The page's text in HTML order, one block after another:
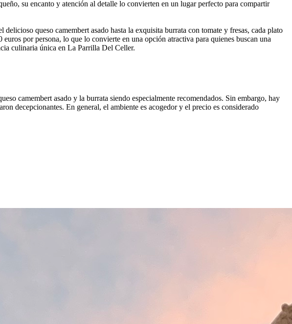
su encanto y atención al detalle lo convierten en un lugar perfecto para compartir
queso camembert asado hasta la exquisita burrata con tomate y fresas, cada plato
por persona, lo que lo convierte en una opción atractiva para quienes buscan una
culinaria única en La Parrilla Del Celler.
camembert asado y la burrata siendo especialmente recomendados. Sin embargo, hay
decepcionantes. En general, el ambiente es acogedor y el precio es considerado